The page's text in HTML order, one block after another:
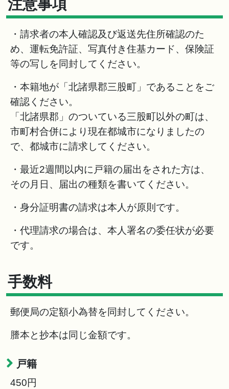
注意事項
・請求者の本人確認及び返送先住所確認のた
め、運転免許証、写真付き住基カード、保険証
等の写しを同封してください。
・本籍地が「北諸県郡三股町」であることをご
確認ください。
「北諸県郡」のついている三股町以外の町は、
市町村合併により現在都城市になりましたの
で、都城市に請求してください。
・最近2週間以内に戸籍の届出をされた方は、
その月日、届出の種類を書いてください。
・身分証明書の請求は本人が原則です。
・代理請求の場合は、本人署名の委任状が必要
です。
手数料
郵便局の定額小為替を同封してください。
謄本と抄本は同じ金額です。
戸籍
450円